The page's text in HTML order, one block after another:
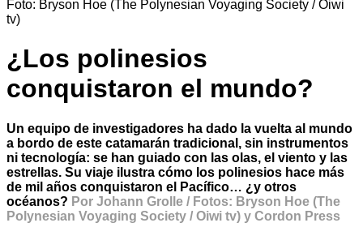
Foto: Bryson Hoe (The Polynesian Voyaging Society / Oiwi
tv)
¿Los polinesios
conquistaron el mundo?
Un equipo de investigadores ha dado la vuelta al mundo
a bordo de este catamarán tradicional, sin instrumentos
ni tecnología: se han guiado con las olas, el viento y las
estrellas. Su viaje ilustra cómo los polinesios hace más
de mil años conquistaron el Pacífico… ¿y otros
océanos? Por Johann Grolle / Fotos: Bryson Hoe (The
Polynesian Voyaging Society / Oiwi tv) y Cordon Press